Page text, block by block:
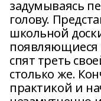
задумываясь
голову.
школьной
спят треть
столько же.
практикой и